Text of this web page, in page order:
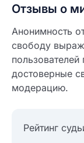
Отзывы о
Анонимность
свободу
достоверные
модерацию.
Рейтинг
Как вы